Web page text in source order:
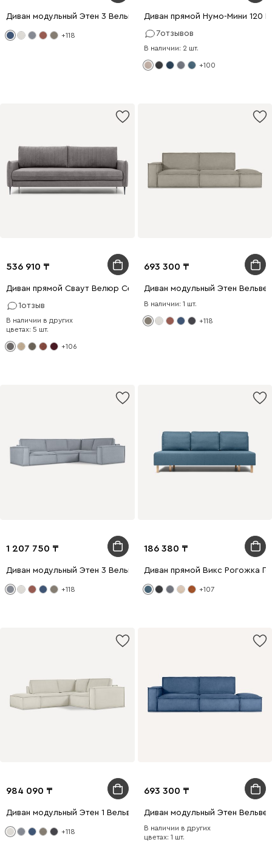
Диван модульный Этен 3 Вельвет Синий
+118
Диван прямой Нумо-Мини 120
7отзывов
В наличии: 2 шт.
+100
536 910
Диван прямой Сваут Велюр Серый
1отзыв
В наличии в других
цветах: 5 шт.
+106
693 300
Диван модульный Этен
В наличии: 1 шт.
+118
1 207 750
Диван модульный Этен 3 Вельвет Светло-серый
+118
186 380
Диван прямой Викс Рогожка
+107
984 090
Диван модульный Этен 1 Вельвет Молочный
+118
693 300
Диван модульный Этен
В наличии в других
цветах: 1 шт.